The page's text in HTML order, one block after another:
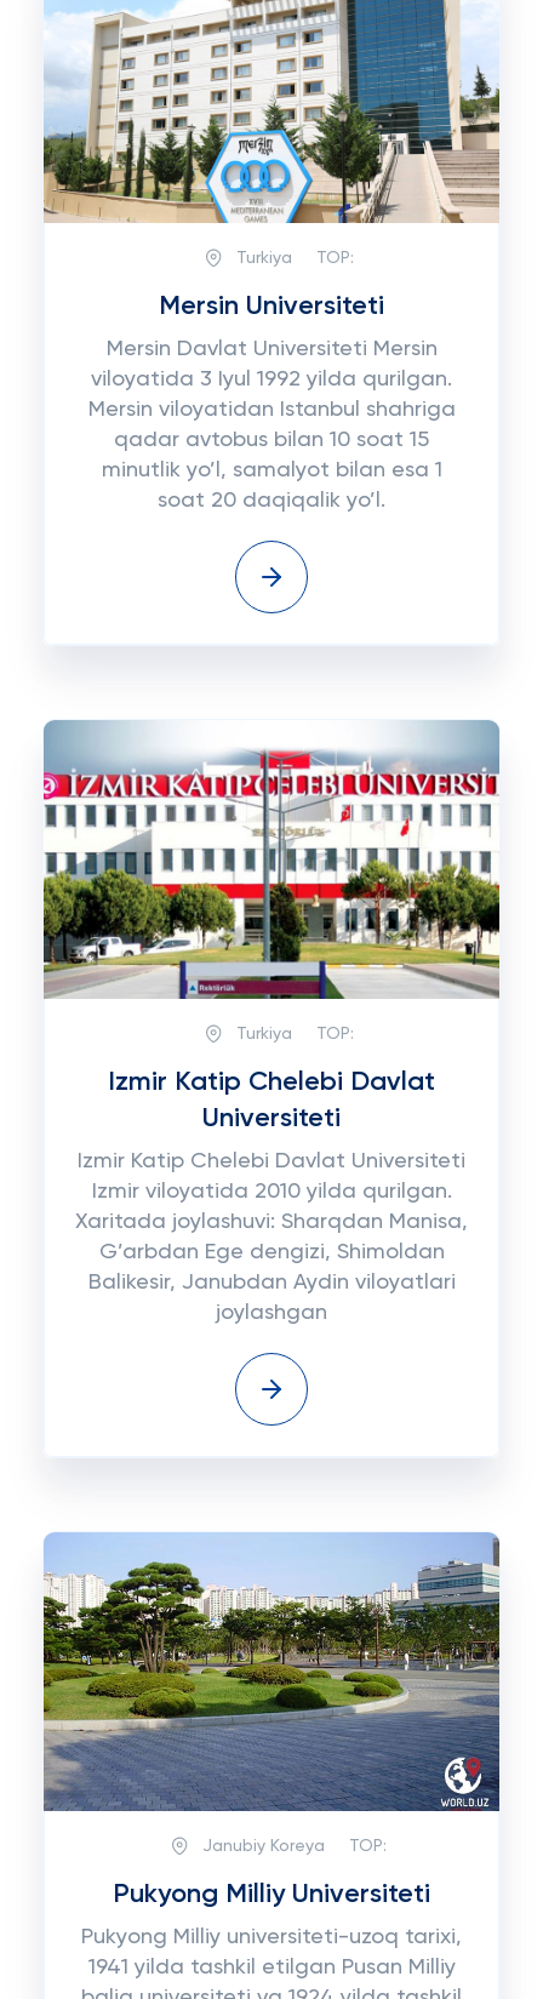
Turkiya TOP:
Mersin Universiteti
Mersin Davlat Universiteti Mersin
viloyatida 3 Iyul 1992 yilda qurilgan.
Mersin viloyatidan Istanbul shahriga
qadar avtobus bilan 10 soat 15
minutlik yo’l, samalyot bilan esa 1
soat 20 daqiqalik yo’l.
Turkiya TOP:
Izmir Katip Chelebi Davlat
Universiteti
Izmir Katip Chelebi Davlat Universiteti
Izmir viloyatida 2010 yilda qurilgan.
Xaritada joylashuvi: Sharqdan Manisa,
G’arbdan Ege dengizi, Shimoldan
Balikesir, Janubdan Aydin viloyatlari
joylashgan
Janubiy Koreya TOP:
Pukyong Milliy Universiteti
Pukyong Milliy universiteti-uzoq tarixi,
1941 yilda tashkil etilgan Pusan Milliy